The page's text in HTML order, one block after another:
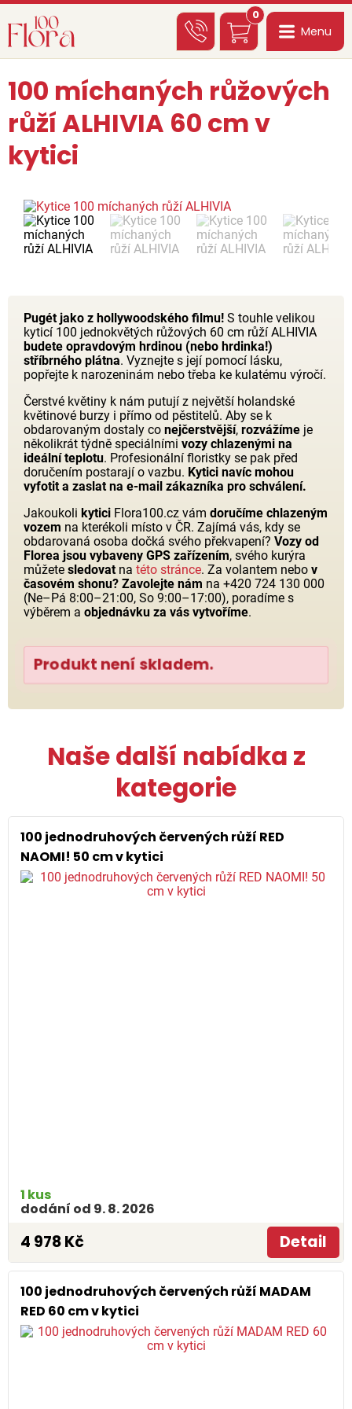
0
Menu
100 míchaných růžových
růží ALHIVIA 60 cm v
kytici
Pugét jako z hollywoodského filmu! S touhle velikou
kyticí 100 jednokvětých růžových 60 cm růží ALHIVIA
budete opravdovým hrdinou (nebo hrdinka!)
stříbrného plátna. Vyznejte s její pomocí lásku,
popřejte k narozeninám nebo třeba ke kulatému výročí.
Čerstvé květiny k nám putují z největší holandské
květinové burzy i přímo od pěstitelů. Aby se k
obdarovaným dostaly co nejčerstvější, rozvážíme je
několikrát týdně speciálními vozy chlazenými na
ideální teplotu. Profesionální floristky se pak před
doručením postarají o vazbu. Kytici navíc mohou
vyfotit a zaslat na e-mail zákazníka pro schválení.
Jakoukoli kytici Flora100.cz vám doručíme chlazeným
vozem na kterékoli místo v ČR. Zajímá vás, kdy se
obdarovaná osoba dočká svého překvapení? Vozy od
Florea jsou vybaveny GPS zařízením, svého kurýra
můžete sledovatna této stránce. Za volantem nebo v
časovém shonu? Zavolejte nám na +420 724 130 000
(Ne–Pá 8:00–21:00, So 9:00–17:00), poradíme s
výběrem a objednávku za vás vytvoříme.
Produkt není skladem.
Naše další nabídka z
kategorie
100 jednodruhových červených růží RED
NAOMI! 50 cm v kytici
1 kus
dodání od 9. 8. 2026
4 978 Kč Detail
100 jednodruhových červených růží MADAM
RED 60 cm v kytici